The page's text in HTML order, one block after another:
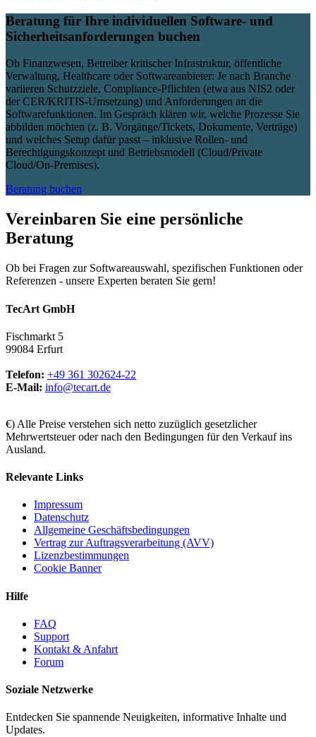
Beratung für Ihre individuellen Software- und
Sicherheitsanforderungen buchen
Ob Finanzwesen, Betreiber kritischer Infrastruktur, öffentliche
Verwaltung, Healthcare oder Softwareanbieter: Je nach Branche
variieren Schutzziele, Compliance-Pflichten (etwa aus NIS2 oder
der CER/KRITIS-Umsetzung) und Anforderungen an die
Softwarefunktionen. Im Gespräch klären wir, welche Prozesse Sie
abbilden möchten (z. B. Vorgänge/Tickets, Dokumente, Verträge)
und welches Setup dafür passt – inklusive Rollen- und
Berechtigungskonzept und Betriebsmodell (Cloud/Private
Cloud/On-Premises).
Beratung buchen
Vereinbaren Sie eine persönliche
Beratung
Ob bei Fragen zur Softwareauswahl, spezifischen Funktionen oder
Referenzen - unsere Experten beraten Sie gern!
TecArt GmbH
Fischmarkt 5
99084 Erfurt
Telefon: +49 361 302624-22
E-Mail: info@tecart.de
€) Alle Preise verstehen sich netto zuzüglich gesetzlicher
Mehrwertsteuer oder nach den Bedingungen für den Verkauf ins
Ausland.
Relevante Links
Impressum
Datenschutz
Allgemeine Geschäftsbedingungen
Vertrag zur Auftragsverarbeitung (AVV)
Lizenzbestimmungen
Cookie Banner
Hilfe
FAQ
Support
Kontakt & Anfahrt
Forum
Soziale Netzwerke
Entdecken Sie spannende Neuigkeiten, informative Inhalte und
Updates.